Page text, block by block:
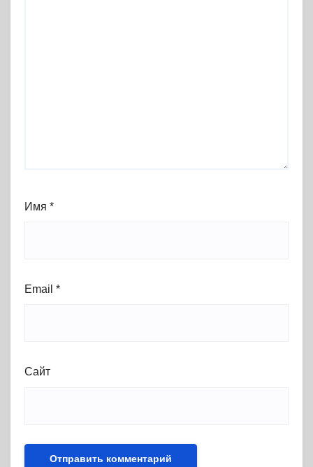
Имя *
Email *
Сайт